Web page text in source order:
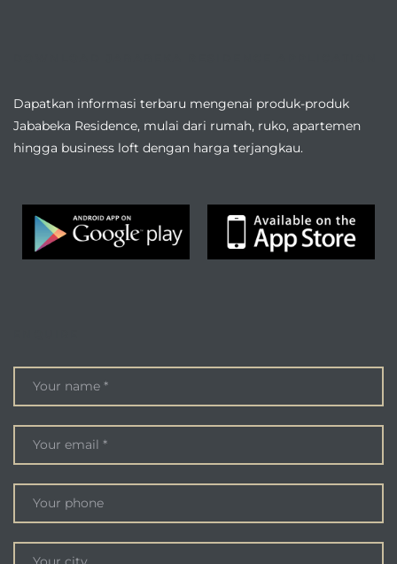
Dapatkan informasi terbaru mengenai produk-produk
Jababeka Residence, mulai dari rumah, ruko, apartemen
hingga business loft dengan harga terjangkau.